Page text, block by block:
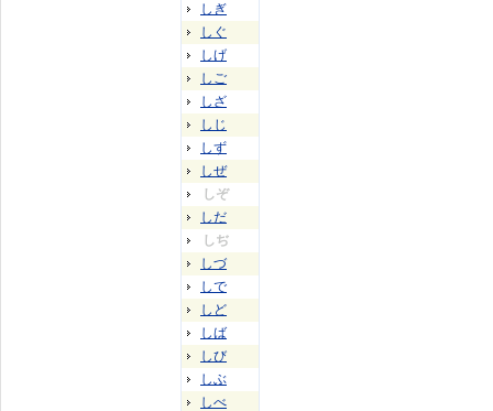
しぎ
しぐ
しげ
しご
しざ
しじ
しず
しぜ
しぞ
しだ
しぢ
しづ
しで
しど
しば
しび
しぶ
しべ